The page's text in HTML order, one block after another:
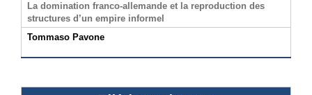
La domination franco-allemande et la reproduction des
structures d’un empire informel
Tommaso Pavone